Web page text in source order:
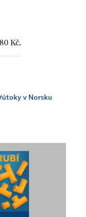
Kč.
v Norsku